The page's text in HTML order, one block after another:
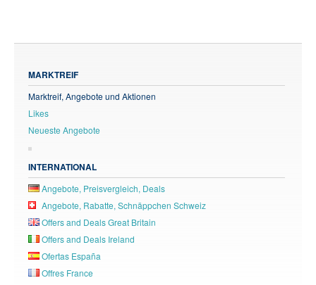
MARKTREIF
Marktreif, Angebote und Aktionen
Likes
Neueste Angebote
INTERNATIONAL
Angebote, Preisvergleich, Deals
Angebote, Rabatte, Schnäppchen Schweiz
Offers and Deals Great Britain
Offers and Deals Ireland
Ofertas España
Offres France